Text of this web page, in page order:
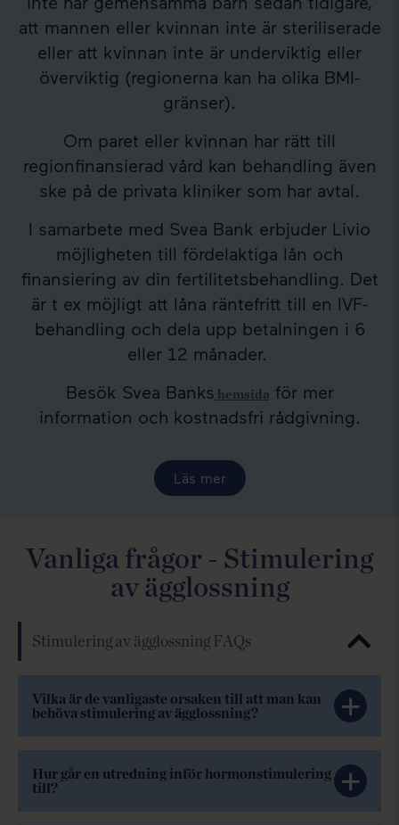
att mannen eller kvinnan inte är steriliserade
eller att kvinnan inte är underviktig eller
överviktig (regionerna kan ha olika BMI-
gränser).
Om paret eller kvinnan har rätt till
regionfinansierad vård kan behandling även
ske på de privata kliniker som har avtal.
I samarbete med Svea Bank erbjuder Livio
möjligheten till fördelaktiga lån och
finansiering av din fertilitetsbehandling. Det
är t ex möjligt att låna räntefritt till en IVF-
behandling och dela upp betalningen i 6
eller 12 månader.
Besök Svea Banks hemsida för mer
information och kostnadsfri rådgivning.
Läs mer
Vanliga frågor - Stimulering
av ägglossning
Stimulering av ägglossning FAQs
Vilka är de vanligaste orsaken till att man kan
behöva stimulering av ägglossning?
Hur går en utredning inför hormonstimulering
till?